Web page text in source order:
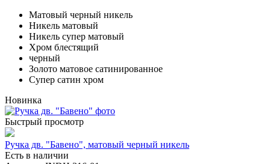
Матовый черный никель
Никель матовый
Никель супер матовый
Хром блестящий
черный
Золото матовое сатинированное
Супер сатин хром
Новинка
Быстрый просмотр
Ручка дв. "Бавено", матовый черный никель
Есть в наличии